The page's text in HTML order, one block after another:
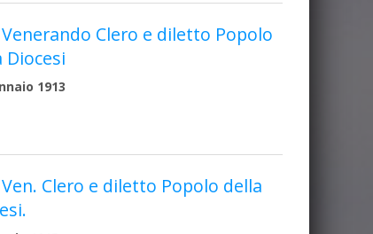
Venerando Clero e diletto Popolo
Diocesi
1913
Ven. Clero e diletto Popolo della